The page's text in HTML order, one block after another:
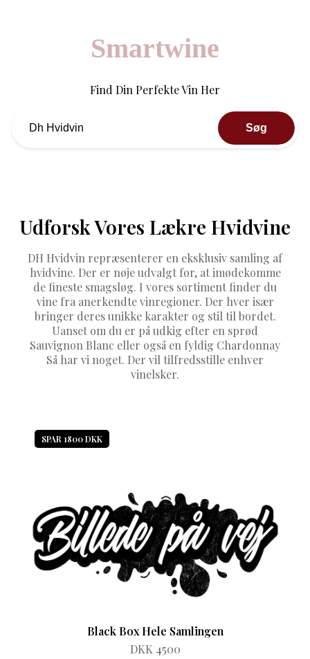
Smartwine
Find Din Perfekte Vin Her
Søg
Udforsk Vores Lækre Hvidvine
DH Hvidvin repræsenterer en eksklusiv samling af
hvidvine. Der er nøje udvalgt for, at imødekomme
de fineste smagsløg. I vores sortiment finder du
vine fra anerkendte vinregioner. Der hver især
bringer deres unikke karakter og stil til bordet.
Uanset om du er på udkig efter en sprød
Sauvignon Blanc eller også en fyldig Chardonnay
Så har vi noget. Der vil tilfredsstille enhver
vinelsker.
SPAR 1800 DKK
Black Box Hele Samlingen
DKK 4500